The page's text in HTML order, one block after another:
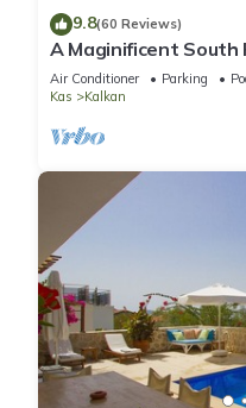
9.8(60 Reviews)
A Maginificent South
Infinity Pool And
Air Conditioner Parking
Kas
Kalkan